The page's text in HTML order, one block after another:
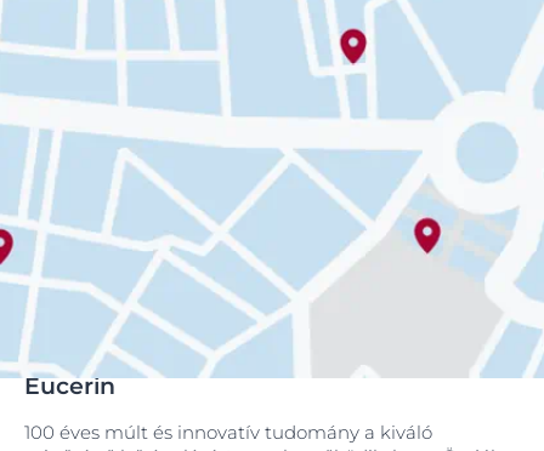
Eucerin
100 éves múlt és innovatív tudomány a kiváló